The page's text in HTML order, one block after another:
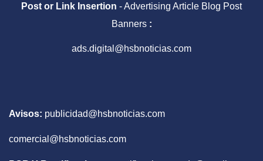
Post or Link Insertion - Advertising Article Blog Post
Banners :
ads.digital@hsbnoticias.com
Avisos: publicidad@hsbnoticias.com
comercial@hsbnoticias.com